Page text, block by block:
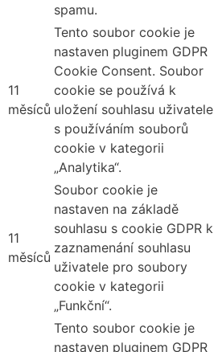
spamu.
11
měsíců
Tento soubor cookie je
nastaven pluginem GDPR
Cookie Consent. Soubor
cookie se používá k
uložení souhlasu uživatele
s používáním souborů
cookie v kategorii
„Analytika“.
11
měsíců
Soubor cookie je
nastaven na základě
souhlasu s cookie GDPR k
zaznamenání souhlasu
uživatele pro soubory
cookie v kategorii
„Funkční“.
Tento soubor cookie je
nastaven pluginem GDPR